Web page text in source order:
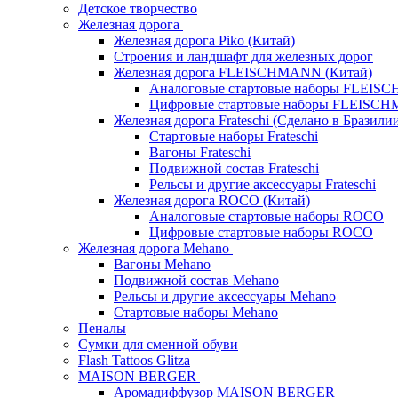
Детское творчество
Железная дорога
Железная дорога Piko (Китай)
Строения и ландшафт для железных дорог
Железная дорога FLEISCHMANN (Китай)
Аналоговые стартовые наборы
Цифровые стартовые наборы
Железная дорога Frateschi (Сделано в
Стартовые наборы Frateschi
Вагоны Frateschi
Подвижной состав Frateschi
Рельсы и другие аксессуары Frateschi
Железная дорога ROCO (Китай)
Аналоговые стартовые наборы ROCO
Цифровые стартовые наборы ROCO
Железная дорога Mehano
Вагоны Mehano
Подвижной состав Mehano
Рельсы и другие аксессуары Mehano
Стартовые наборы Mehano
Пеналы
Сумки для сменной обуви
Flash Tattoos Glitza
MAISON BERGER
Аромадиффузор MAISON BERGER